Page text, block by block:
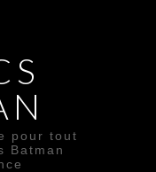
pour tout
Batman